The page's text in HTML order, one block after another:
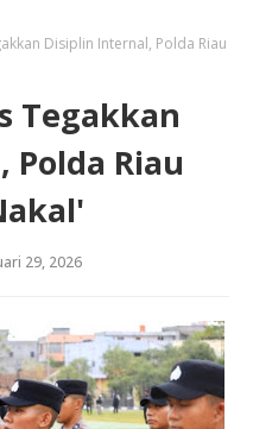
Disiplin Internal, Polda Riau
Tegakkan
Riau
29, 2026